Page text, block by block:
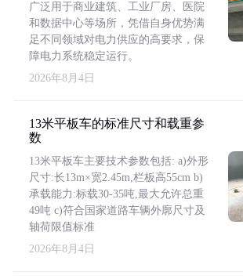
广泛用于商业建筑、工业厂房、医院
和数据中心等场所，凭借自身优势满
足不同领域对电力供应的高要求，保
障电力系统稳定运行。
2026年8月4日
13米平板车的标准尺寸和载重参
数
13米平板车主要技术参数包括: a)外形
尺寸:长13m×宽2.45m,栏板高55cm b)
承载能力:标载30-35吨,最大允许总重
49吨 c)符合国家道路车辆外廓尺寸及
轴荷限值标准
2026年8月4日